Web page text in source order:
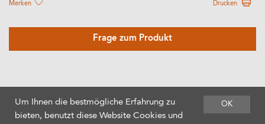
Merken Drucken
Frage zum Produkt
OK
Um Ihnen die bestmögliche Erfahrung zu
bieten, benutzt diese Website Cookies und